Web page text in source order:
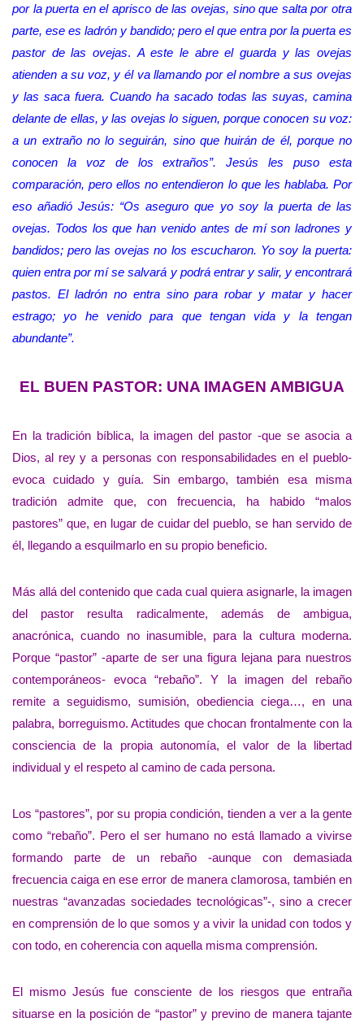
por la puerta en el aprisco de las ovejas, sino que salta por otra
parte, ese es ladrón y bandido; pero el que entra por la puerta es
pastor de las ovejas. A este le abre el guarda y las ovejas
atienden a su voz, y él va llamando por el nombre a sus ovejas
y las saca fuera. Cuando ha sacado todas las suyas, camina
delante de ellas, y las ovejas lo siguen, porque conocen su voz:
a un extraño no lo seguirán, sino que huirán de él, porque no
conocen la voz de los extraños”. Jesús les puso esta
comparación, pero ellos no entendieron lo que les hablaba. Por
eso añadió Jesús: “Os aseguro que yo soy la puerta de las
ovejas. Todos los que han venido antes de mí son ladrones y
bandidos; pero las ovejas no los escucharon. Yo soy la puerta:
quien entra por mí se salvará y podrá entrar y salir, y encontrará
pastos. El ladrón no entra sino para robar y matar y hacer
estrago; yo he venido para que tengan vida y la tengan
abundante”.
EL BUEN PASTOR: UNA IMAGEN AMBIGUA
En la tradición bíblica, la imagen del pastor -que se asocia a
Dios, al rey y a personas con responsabilidades en el pueblo-
evoca cuidado y guía. Sin embargo, también esa misma
tradición admite que, con frecuencia, ha habido “malos
pastores” que, en lugar de cuidar del pueblo, se han servido de
él, llegando a esquilmarlo en su propio beneficio.
Más allá del contenido que cada cual quiera asignarle, la imagen
del pastor resulta radicalmente, además de ambigua,
anacrónica, cuando no inasumible, para la cultura moderna.
Porque “pastor” -aparte de ser una figura lejana para nuestros
contemporáneos- evoca “rebaño”. Y la imagen del rebaño
remite a seguidismo, sumisión, obediencia ciega…, en una
palabra, borreguismo. Actitudes que chocan frontalmente con la
consciencia de la propia autonomía, el valor de la libertad
individual y el respeto al camino de cada persona.
Los “pastores”, por su propia condición, tienden a ver a la gente
como “rebaño”. Pero el ser humano no está llamado a vivirse
formando parte de un rebaño -aunque con demasiada
frecuencia caiga en ese error de manera clamorosa, también en
nuestras “avanzadas sociedades tecnológicas”-, sino a crecer
en comprensión de lo que somos y a vivir la unidad con todos y
con todo, en coherencia con aquella misma comprensión.
El mismo Jesús fue consciente de los riesgos que entraña
situarse en la posición de “pastor” y previno de manera tajante